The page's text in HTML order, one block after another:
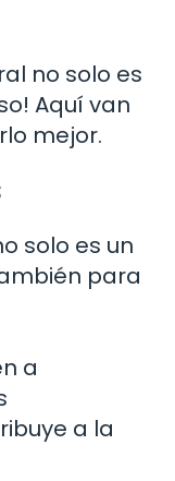
no solo es
Aquí van
mejor.
solo es un
para
a
a la